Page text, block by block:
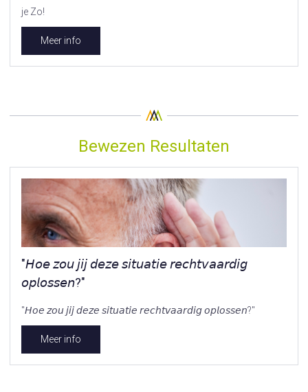
je Zo!
Meer info
Bewezen Resultaten
"𝘏𝘰𝘦 𝘻𝘰𝘶 𝘫𝘪𝘫 𝘥𝘦𝘻𝘦 𝘴𝘪𝘵𝘶𝘢𝘵𝘪𝘦 𝘳𝘦𝘤𝘩𝘵𝘷𝘢𝘢𝘳𝘥𝘪𝘨
𝘰𝘱𝘭𝘰𝘴𝘴𝘦𝘯?"
"𝘏𝘰𝘦 𝘻𝘰𝘶 𝘫𝘪𝘫 𝘥𝘦𝘻𝘦 𝘴𝘪𝘵𝘶𝘢𝘵𝘪𝘦 𝘳𝘦𝘤𝘩𝘵𝘷𝘢𝘢𝘳𝘥𝘪𝘨 𝘰𝘱𝘭𝘰𝘴𝘴𝘦𝘯?"
Meer info